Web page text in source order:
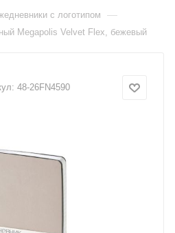
c логотипом —
Megapolis Velvet Flex, бежевый
48-26FN4590